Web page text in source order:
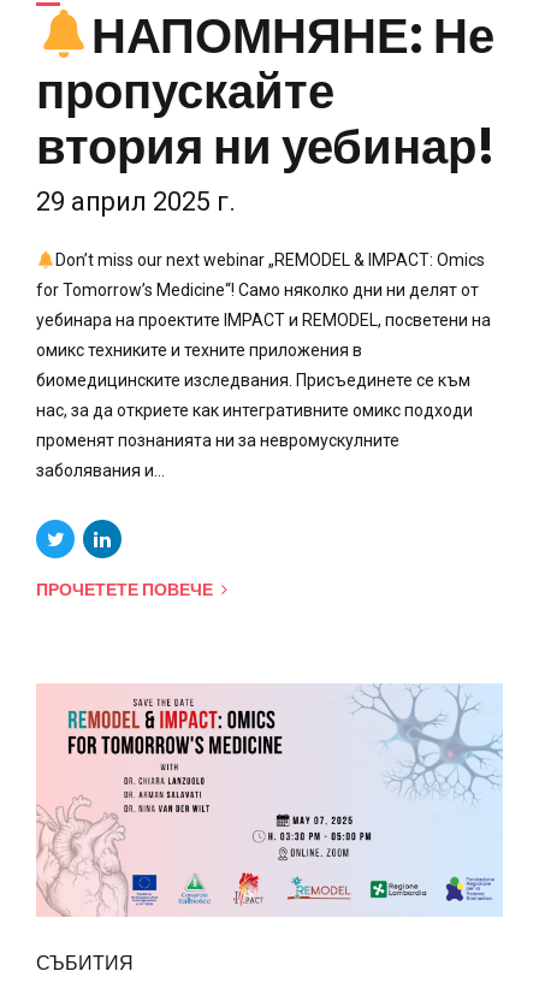
НАПОМНЯНЕ: Не
пропускайте
втория ни уебинар!
29 април 2025 г.
Don’t miss our next webinar „REMODEL & IMPACT: Omics
for Tomorrow’s Medicine“! Само няколко дни ни делят от
уебинара на проектите IMPACT и REMODEL, посветени на
омикс техниките и техните приложения в
биомедицинските изследвания. Присъединете се към
нас, за да откриете как интегративните омикс подходи
променят познанията ни за невромускулните
заболявания и...
ПРОЧЕТЕТЕ ПОВЕЧЕ
СЪБИТИЯ